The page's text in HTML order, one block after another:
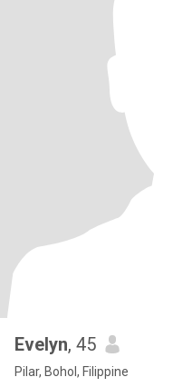
Evelyn, 45
Pilar, Bohol, Filippine